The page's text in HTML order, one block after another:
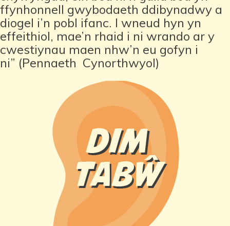
ffynhonnell gwybodaeth ddibynadwy a
diogel i’n pobl ifanc. I wneud hyn yn
effeithiol, mae’n rhaid i ni wrando ar y
cwestiynau maen nhw’n eu gofyn i
ni” (Pennaeth Cynorthwyol)